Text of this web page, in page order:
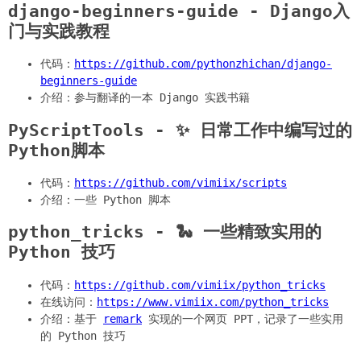
django-beginners-guide - Django入
门与实践教程
代码： https://github.com/pythonzhichan/django-
beginners-guide
介绍：参与翻译的一本 Django 实践书籍
PyScriptTools - ✨ 日常工作中编写过的
Python脚本
代码： https://github.com/vimiix/scripts
介绍：一些 Python 脚本
python_tricks - 🐍 一些精致实用的
Python 技巧
代码： https://github.com/vimiix/python_tricks
在线访问： https://www.vimiix.com/python_tricks
介绍：基于
remark 实现的一个网页 PPT，记录了一些实用
的 Python 技巧